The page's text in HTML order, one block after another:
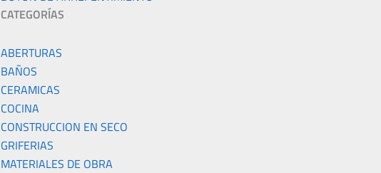
CATEGORÍAS
ABERTURAS
BAÑOS
CERAMICAS
COCINA
CONSTRUCCION EN SECO
GRIFERIAS
MATERIALES DE OBRA